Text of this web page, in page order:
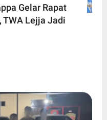
Gelar Rapat
TWA Lejja Jadi